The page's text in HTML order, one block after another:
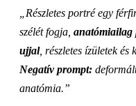
„Részletes portré egy
szélét fogja, anatómiailag
ujjal, részletes ízületek és
Negatív prompt:
anatómia.”